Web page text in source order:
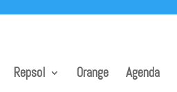
Repsol Orange Agenda